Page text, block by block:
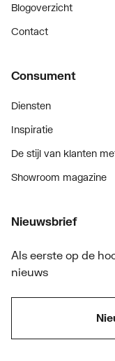
Blogoverzicht
Contact
Consument
Diensten
Inspiratie
De stijl van klanten
Showroom magazine
Nieuwsbrief
Als eerste op de
nieuws